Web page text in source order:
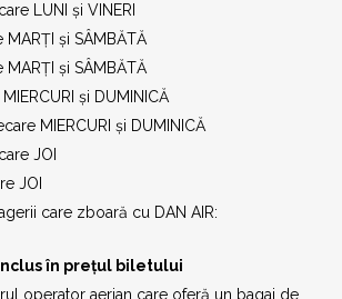
LUNI și VINERI
MARȚI și SÂMBĂTĂ
MARȚI și SÂMBĂTĂ
și DUMINICĂ
MIERCURI și DUMINICĂ
JOI
JOI
care zboară cu DAN AIR:
în prețul biletului
operator aerian care oferă un bagaj de